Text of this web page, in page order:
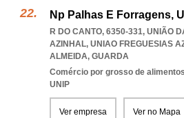
Np Palhas E Forragens,
R DO CANTO, 6350-331, UNIÃO
AZINHAL, UNIAO FREGUESIAS
ALMEIDA, GUARDA
Comércio por grosso de
UNIP
Ver empresa Ver no Mapa